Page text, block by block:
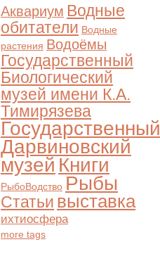
Аквариум Водные
обитатели Водные
растения Водоёмы
Государственный
Биологический
музей имени К.А.
Тимирязева
Государственный
Дарвиновский
музей Книги
РыбоВодство Рыбы
Статьи выставка
ихтиосфера
more tags